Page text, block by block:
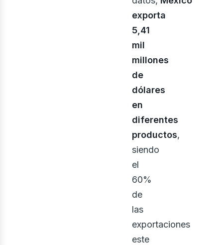
exporta
5,41
mil
millones
de
dólares
en
diferentes
productos,
siendo
el
60%
de
las
exportaciones
este